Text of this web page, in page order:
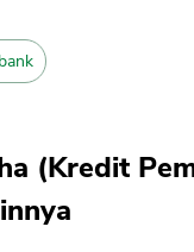
(Kredit